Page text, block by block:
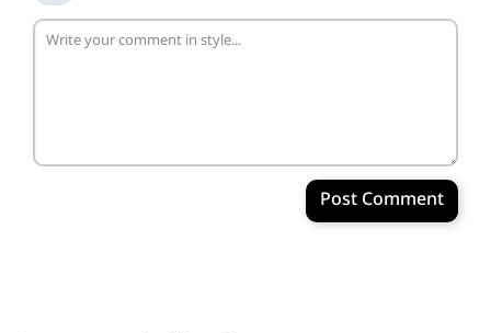
Post Comment